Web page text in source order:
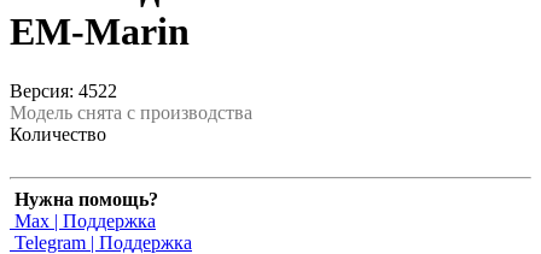
EM-Marin
Версия: 4522
Модель снята с производства
Количество
Нужна помощь?
Max | Поддержка
Telegram | Поддержка